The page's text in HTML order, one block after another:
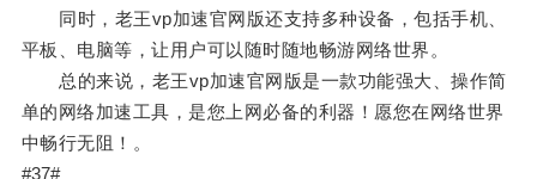
同时，老王vp加速官网版还支持多种设备，包括手机、
平板、电脑等，让用户可以随时随地畅游网络世界。
总的来说，老王vp加速官网版是一款功能强大、操作简
单的网络加速工具，是您上网必备的利器！愿您在网络世界
中畅行无阻！。
#37#